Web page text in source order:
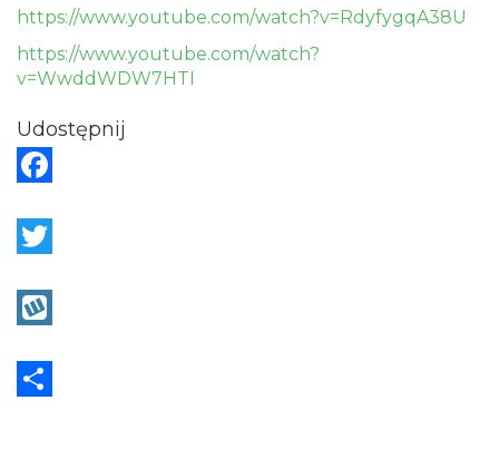
https://www.youtube.com/watch?v=RdyfygqA38U
https://www.youtube.com/watch?
v=WwddWDW7HTI
Udostępnij
a
e
o
w
ty